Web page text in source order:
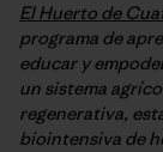
El Huerto de
programa de
educar y
un sistema
regenerativa,
biointensiva de